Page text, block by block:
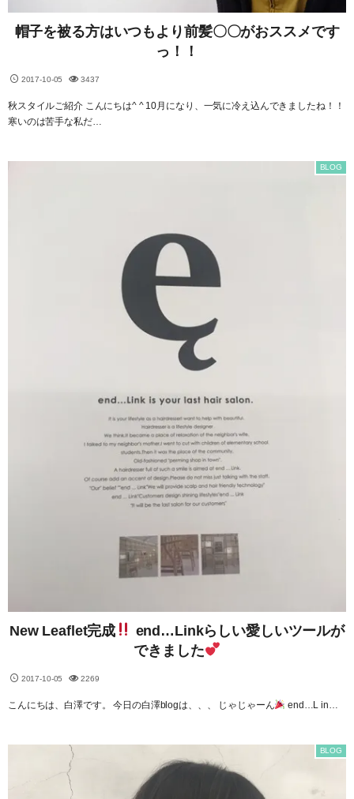
帽子を被る方はいつもより前髪〇〇がおススメです
っ！！
2017-10-05 3437
秋スタイルご紹介 こんにちは^ ^ 10月になり、一気に冷え込んできましたね！！
寒いのは苦手な私だ…
New Leaflet完成
end…Linkらしい愛しいツールが
できました
2017-10-05
BLOG
2269
こんにちは、白澤です。 今日の白澤blogは、、、 じゃじゃーん end…L in…
BLOG